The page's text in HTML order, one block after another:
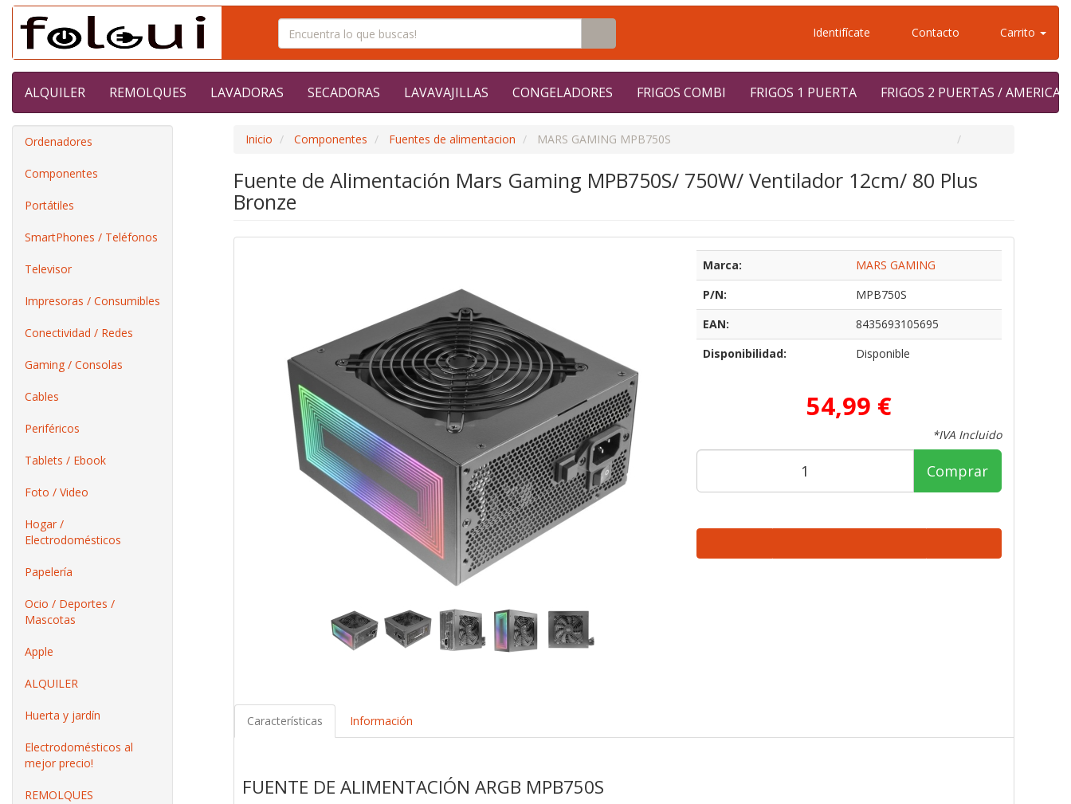
Identifícate Contacto Carrito
ALQUILER REMOLQUES LAVADORAS SECADORAS LAVAVAJILLAS CONGELADORES FRIGOS COMBI FRIGOS 1 PUERTA FRIGOS 2 PUERTAS /
Ordenadores
Componentes
Portátiles
SmartPhones / Teléfonos
Televisor
Impresoras / Consumibles
Conectividad / Redes
Gaming / Consolas
Cables
Periféricos
Tablets / Ebook
Foto / Video
Hogar /
Electrodomésticos
Papelería
Ocio / Deportes /
Mascotas
Apple
ALQUILER
Huerta y jardín
Electrodomésticos al
mejor precio!
REMOLQUES
Inicio Componentes Fuentes de alimentacion MARS GAMING MPB750S
Fuente de Alimentación Mars Gaming MPB750S/ 750W/ Ventilador 12cm/ 80 Plus
Bronze
Marca:
MARS GAMING
P/N:
MPB750S
EAN:
8435693105695
Disponibilidad:
Disponible
54,99 €
*IVA Incluido
Comprar
Características Información
FUENTE DE ALIMENTACIÓN ARGB MPB750S